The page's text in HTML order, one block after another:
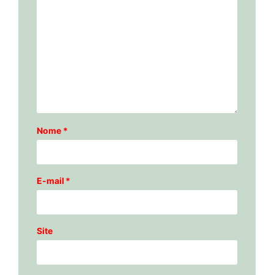
Nome *
E-mail *
Site